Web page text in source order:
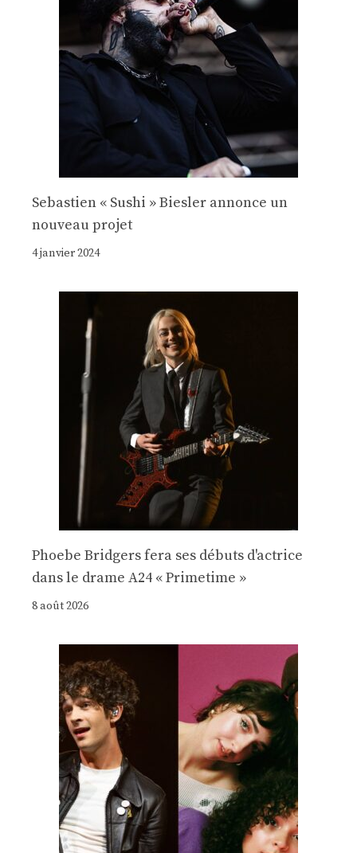
Sebastien « Sushi » Biesler annonce un
nouveau projet
4 janvier 2024
Phoebe Bridgers fera ses débuts d'actrice
dans le drame A24 « Primetime »
8 août 2026